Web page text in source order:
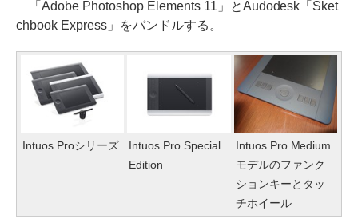
「Adobe Photoshop Elements 11」とAudodesk「Sket
chbook Express」をバンドルする。
Intuos Proシリーズ
Intuos Pro Special
Edition
Intuos Pro Medium
モデルのファンク
ションキーとタッ
チホイール